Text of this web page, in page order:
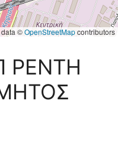
©OpenStreetMapcontributors
ΡΕΝΤΗ